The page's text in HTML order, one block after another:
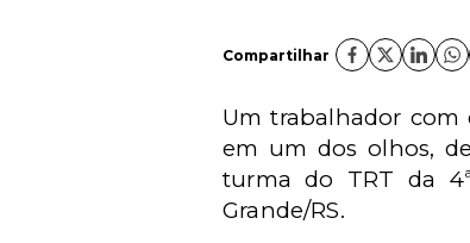
Compartilhar
Um trabalhador com
em um dos olhos,
turma do TRT da
Grande/RS.